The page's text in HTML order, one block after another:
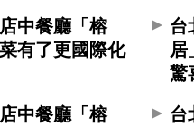
中餐廳「榕
有了更國際化
台
居
驚
中餐廳「榕
台